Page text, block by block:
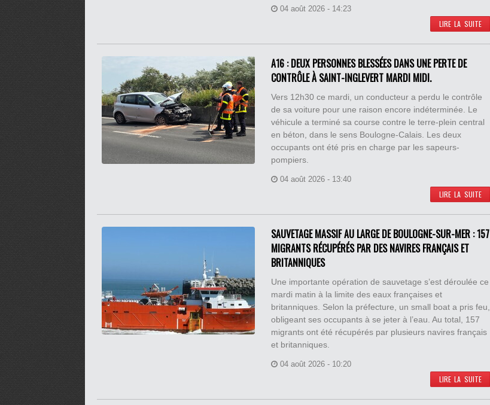
04 août 2026 - 14:23
LIRE LA SUITE
A16 : DEUX PERSONNES BLESSÉES DANS UNE PERTE DE
CONTRÔLE À SAINT-INGLEVERT MARDI MIDI.
Vers 12h30 ce mardi, un conducteur a perdu le contrôle
de sa voiture pour une raison encore indéterminée. Le
véhicule a terminé sa course contre le terre-plein central
en béton, dans le sens Boulogne-Calais. Les deux
occupants ont été pris en charge par les sapeurs-
pompiers.
04 août 2026 - 13:40
LIRE LA SUITE
SAUVETAGE MASSIF AU LARGE DE BOULOGNE-SUR-MER : 157
MIGRANTS RÉCUPÉRÉS PAR DES NAVIRES FRANÇAIS ET
BRITANNIQUES
Une importante opération de sauvetage s’est déroulée ce
mardi matin à la limite des eaux françaises et
britanniques. Selon la préfecture, un small boat a pris feu,
obligeant ses occupants à se jeter à l’eau. Au total, 157
migrants ont été récupérés par plusieurs navires français
et britanniques.
04 août 2026 - 10:20
LIRE LA SUITE